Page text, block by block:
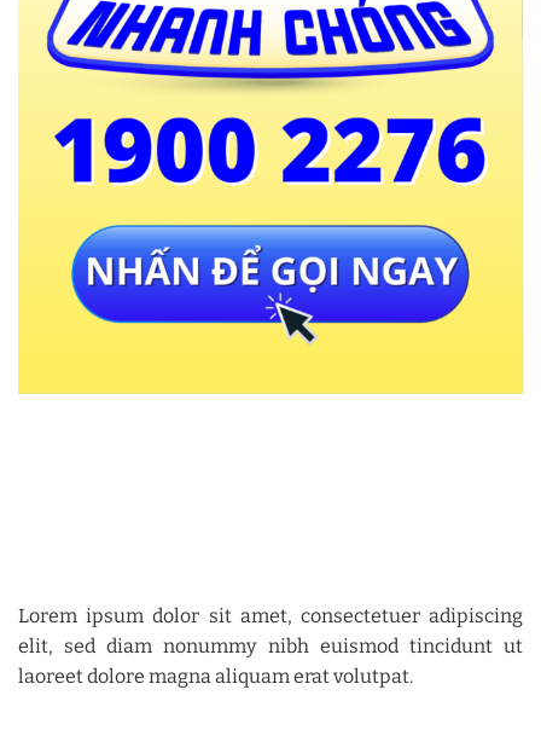
Lorem ipsum dolor sit amet, consectetuer adipiscing
elit, sed diam nonummy nibh euismod tincidunt ut
laoreet dolore magna aliquam erat volutpat.